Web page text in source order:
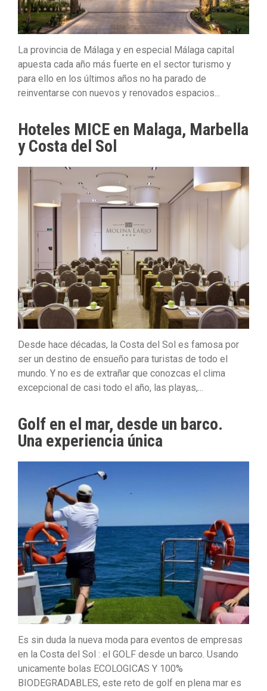
La provincia de Málaga y en especial Málaga capital
apuesta cada año más fuerte en el sector turismo y
para ello en los últimos años no ha parado de
reinventarse con nuevos y renovados espacios...
Hoteles MICE en Malaga, Marbella
y Costa del Sol
Desde hace décadas, la Costa del Sol es famosa por
ser un destino de ensueño para turistas de todo el
mundo. Y no es de extrañar que conozcas el clima
excepcional de casi todo el año, las playas,...
Golf en el mar, desde un barco.
Una experiencia única
Es sin duda la nueva moda para eventos de empresas
en la Costa del Sol : el GOLF desde un barco. Usando
unicamente bolas ECOLOGICAS Y 100%
BIODEGRADABLES, este reto de golf en plena mar es